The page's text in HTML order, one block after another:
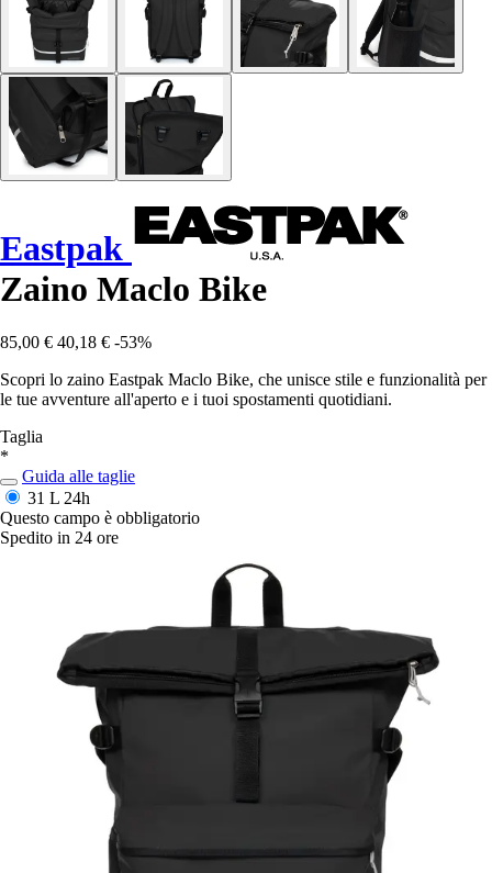
Eastpak
Zaino Maclo Bike
85,00 € 40,18 € -53%
Scopri lo zaino Eastpak Maclo Bike, che unisce stile e funzionalità per
le tue avventure all'aperto e i tuoi spostamenti quotidiani.
Taglia
*
Guida alle taglie
31 L 24h
Questo campo è obbligatorio
Spedito in 24 ore